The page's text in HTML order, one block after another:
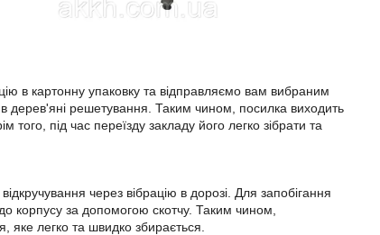
в картонну упаковку та відправляємо вам вибраним
дерев'яні решетування. Таким чином, посилка виходить
під час переїзду закладу його легко зібрати та
через вібрацію в дорозі. Для запобігання
до корпусу за допомогою скотчу. Таким чином,
яке легко та швидко збирається.